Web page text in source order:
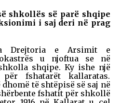
shkollës së parë shqipe
i saj deri në prag
Drejtoria e Arsimit e
u njoftua se në
shqipe. Ky ishe një
fshatarët kallaratas.
të shtëpisë së saj në
fshatit për shkollë